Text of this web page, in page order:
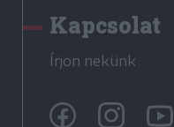
Kapcsolat
Írjon nekünk